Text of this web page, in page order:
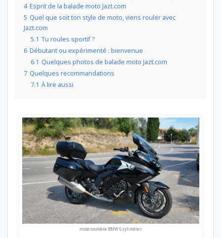
4 Esprit de la balade moto Jazt.com
5 Quel que soit ton style de moto, viens rouler avec
Jazt.com
5.1 Tu roules sportif ?
6 Débutant ou expérimenté : bienvenue
6.1 Quelques photos de balade moto Jazt.com
7 Quelques recommandations
7.1 À lire aussi
moto routière BMW 6 cylindres